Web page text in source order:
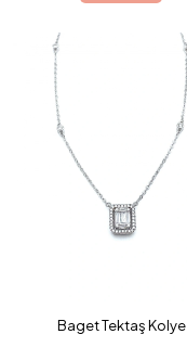
Baget Tektaş Kolye